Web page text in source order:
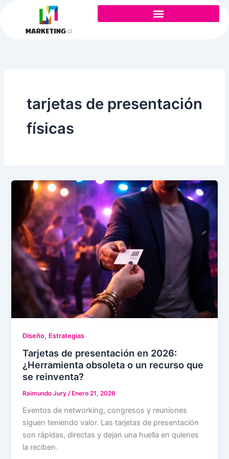
contenido
tarjetas de presentación
físicas
Diseño, Estrategias
Tarjetas de presentación en 2026:
¿Herramienta obsoleta o un recurso que
se reinventa?
Raimundo Jury/ Enero 21, 2026
Eventos de networking, congresos y reuniones
siguen teniendo valor. Las tarjetas de presentación
son rápidas, directas y dejan una huella en quienes
la reciben.